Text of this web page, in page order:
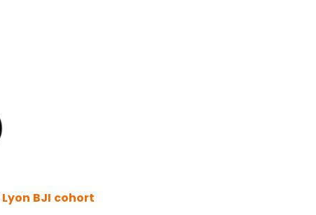
Lyon BJI cohort